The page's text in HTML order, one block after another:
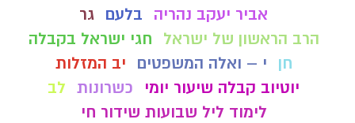
אביר יעקב נהריה בלעם גר
הרב הראשון של ישראל
חגי ישראל בקבלה
חן
י – ואלה המשפטים
יב המזלות
יוטיוב קבלה שיעור יומי
כשרונות לב
לימוד ליל שבועות שידור חי